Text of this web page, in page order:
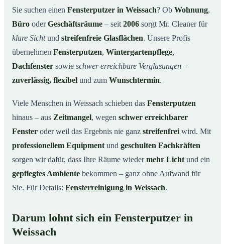
03Unsere Leistungen im Überblick
04Warum Mr. Cleaner in Weissach?
05So funktioniert’s
07Jetzt kostenloses Angebot einholen
Weissach im Einsatz
Sie suchen einen Fensterputzer in Weissach? Ob Wohnung,
Büro oderGeschäftsräume – seit 2006 sorgt Mr. Cleaner für
klare Sichtund streifenfreie Glasflächen. Unsere Profis
übernehmen Fensterputzen, Wintergartenpflege,
Dachfenster sowie schwer erreichbare Verglasungen –
zuverlässig, flexibel und zum Wunschtermin.
Viele Menschen in Weissach schieben das Fensterputzen
hinaus – aus Zeitmangel, wegen schwer erreichbarer
Fenster oder weil das Ergebnis nie ganz streifenfrei wird. Mit
professionellem Equipment und geschulten Fachkräften
sorgen wir dafür, dass Ihre Räume wiedermehr Licht und ein
gepflegtes Ambiente bekommen – ganz ohne Aufwand für
Sie. Für Details: Fensterreinigung in Weissach.
Darum lohnt sich ein Fensterputzer in
Weissach